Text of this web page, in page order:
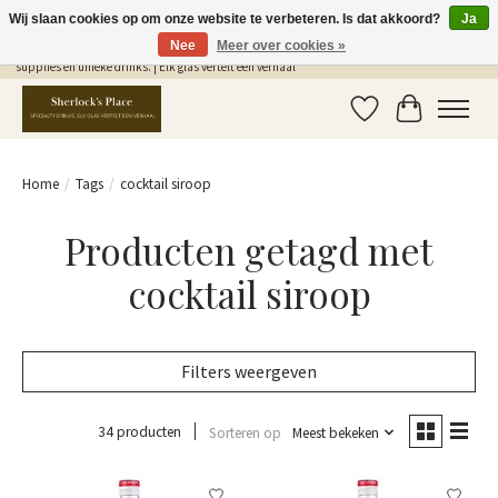
Gratis Verzending in NL vanaf €75,- | Sherlocks Place: dé plek voor MONIN siropen, bar
supplies en unieke drinks. | Elk glas vertelt een verhaal
Verlanglijst
Home / Tags / cocktail siroop
Producten getagd met
cocktail siroop
Filters weergeven
34 producten Sorteren op Meest bekeken
Wij slaan cookies op om onze website te verbeteren. Is dat akkoord?
Ja
Nee
Meer over cookies »